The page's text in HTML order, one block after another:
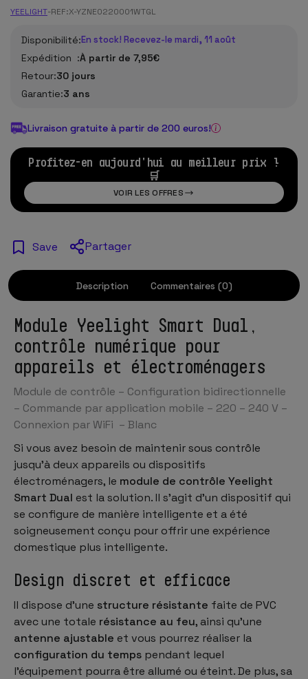
YEELIGHT-REF:X-YZNE0220001WTGL
Disponibilité:En stock! Recevez-le mardi, 11 août
Expédition :À partir de 7,95€
Retour:30 jours
Garantie:3 ans
Livraison gratuite à partir de 200 euros!
Profitez-en aujourd'hui au meilleur prix !
🛒
VOIR LES OFFRES
Save Partager
Description Commentaires (0)
Module Yeelight Smart Dual,
contrôle numérique pour
appareils et électroménagers
Module de contrôle – Configuration bidirectionnelle
– Commande par application mobile – 220 – 240 V –
Connexion par WiFi – Blanc
Si vous avez besoin de maintenir sous contrôle
jusqu'à deux appareils ou dispositifs
électroménagers, le module de contrôle Yeelight
Smart Dual est la solution. Il s'agit d'un dispositif qui
se configure de manière intelligente et a été
soigneusement conçu pour offrir une expérience
domestique plus intelligente.
Design discret et efficace
Il dispose d'une structure résistante faite de PVC
avec une totale résistance au feu, ainsi qu'une
antenne ajustable et vous pourrez réaliser la
configuration du temps pendant lequel
l'équipement pourra être allumé ou éteint. De plus, sa